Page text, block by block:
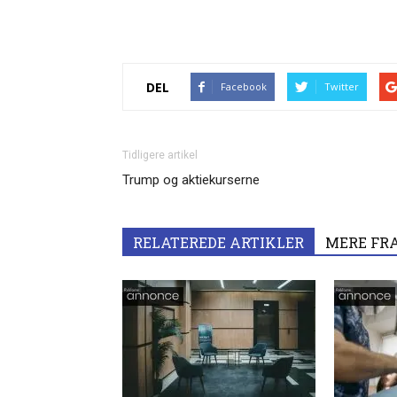
DEL Facebook Twitter
Tidligere artikel
Trump og aktiekurserne
RELATEREDE ARTIKLER MERE